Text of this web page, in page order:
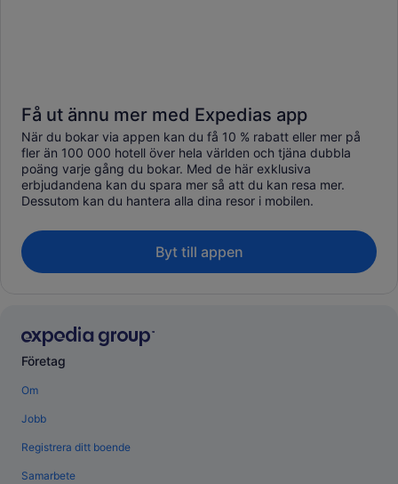
Få ut ännu mer med Expedias app
När du bokar via appen kan du få 10 % rabatt eller mer på
fler än 100 000 hotell över hela världen och tjäna dubbla
poäng varje gång du bokar. Med de här exklusiva
erbjudandena kan du spara mer så att du kan resa mer.
Dessutom kan du hantera alla dina resor i mobilen.
Byt till appen
Företag
Om
Jobb
Registrera ditt boende
Samarbete